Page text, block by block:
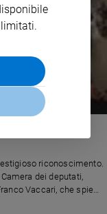
riconoscimento.
dei deputati,
- giovani ex